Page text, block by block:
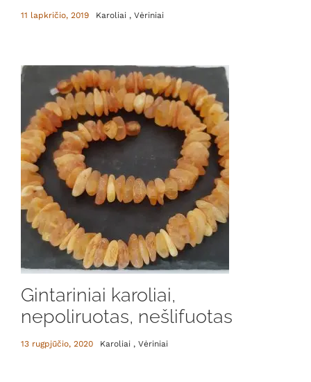
11 lapkričio, 2019 Karoliai , Vėriniai
Gintariniai karoliai,
nepoliruotas, nešlifuotas
13 rugpjūčio, 2020 Karoliai , Vėriniai